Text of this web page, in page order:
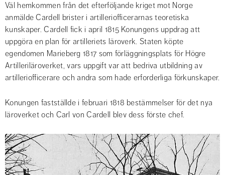
Väl hemkommen från det efterföljande kriget mot Norge
anmälde Cardell brister i artilleriofficerarnas teoretiska
kunskaper. Cardell fick i april 1815 Konungens uppdrag att
uppgöra en plan för artilleriets läroverk. Staten köpte
egendomen Marieberg 1817 som förläggningsplats för Högre
Artilleriläroverket, vars uppgift var att bedriva utbildning av
artilleriofficerare och andra som hade erforderliga förkunskaper.
Konungen fastställde i februari 1818 bestämmelser för det nya
läroverket och Carl von Cardell blev dess förste chef.